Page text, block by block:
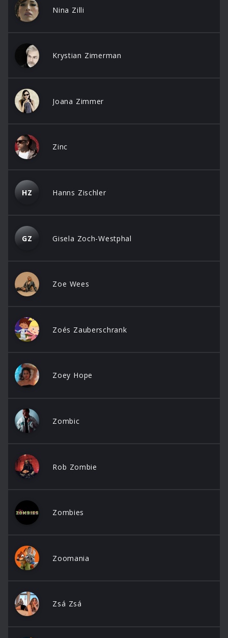
Nina Zilli
Krystian Zimerman
Joana Zimmer
Zinc
HZ Hanns Zischler
GZ Gisela Zoch-Westphal
Zoe Wees
Zoés Zauberschrank
Zoey Hope
Zombic
Rob Zombie
Zombies
Zoomania
Zsá Zsá